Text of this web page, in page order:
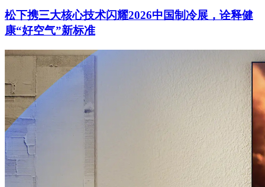
松下携三大核心技术闪耀2026中国制冷展，诠释健
康“好空气”新标准